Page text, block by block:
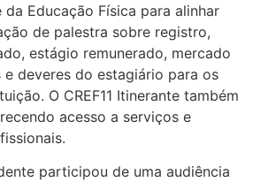
Educação Física para alinhar
de palestra sobre registro,
estágio remunerado, mercado
deveres do estagiário para os
O CREF11 Itinerante também
acesso a serviços e
participou de uma audiência